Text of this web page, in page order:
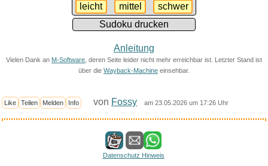
Anleitung
Vielen Dank an M-Software , deren Seite leider nicht mehr erreichbar ist. Letzter Stand ist
über die Wayback-Machine einsehbar.
Like Teilen Melden Info von Fossy am 23.05.2026 um 17:26 Uhr
Datenschutz Hinweis